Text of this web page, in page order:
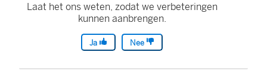
Laat het ons weten, zodat we verbeteringen
kunnen aanbrengen.
Ja Nee